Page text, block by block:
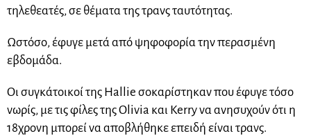
τηλεθεατές, σε θέματα της τρανς ταυτότητας.
Ωστόσο, έφυγε μετά από ψηφοφορία την περασμένη
εβδομάδα.
Οι συγκάτοικοί της Hallie σοκαρίστηκαν που έφυγε τόσο
νωρίς, με τις φίλες της Olivia και Kerry να ανησυχούν ότι η
18χρονη μπορεί να αποβλήθηκε επειδή είναι τρανς.